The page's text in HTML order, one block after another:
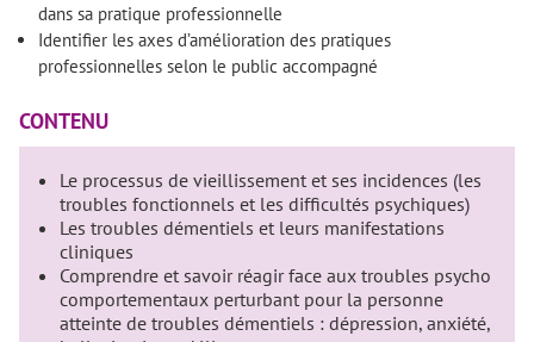
dans sa pratique professionnelle
Identifier les axes d’amélioration des pratiques
professionnelles selon le public accompagné
CONTENU
Le processus de vieillissement et ses incidences (les
troubles fonctionnels et les difficultés psychiques)
Les troubles démentiels et leurs manifestations
cliniques
Comprendre et savoir réagir face aux troubles psycho
comportementaux perturbant pour la personne
atteinte de troubles démentiels : dépression, anxiété,